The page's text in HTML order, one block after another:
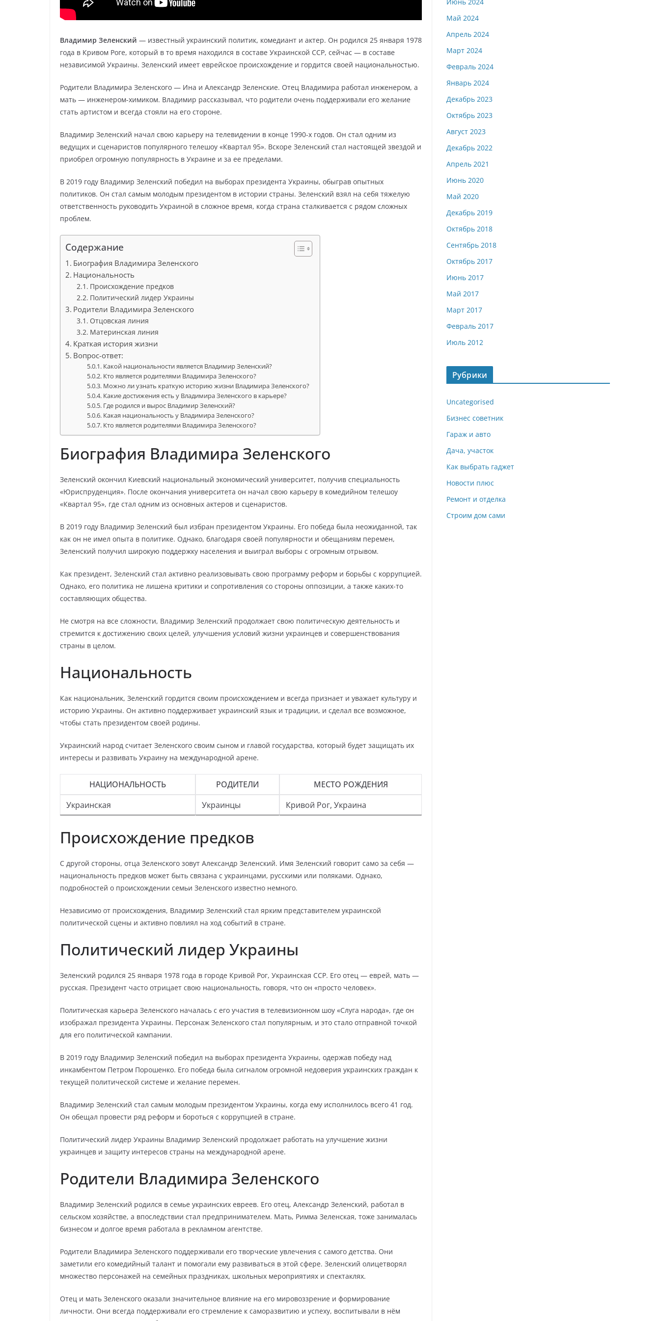
Владимир Зеленский — известный украинский политик, комедиант и актер. Он родился 25 января 1978
года в Кривом Роге, который в то время находился в составе Украинской ССР, сейчас — в составе
независимой Украины. Зеленский имеет еврейское происхождение и гордится своей национальностью.
Родители Владимира Зеленского — Ина и Александр Зеленские. Отец Владимира работал инженером, а
мать — инженером-химиком. Владимир рассказывал, что родители очень поддерживали его желание
стать артистом и всегда стояли на его стороне.
Владимир Зеленский начал свою карьеру на телевидении в конце 1990-х годов. Он стал одним из
ведущих и сценаристов популярного телешоу «Квартал 95». Вскоре Зеленский стал настоящей звездой и
приобрел огромную популярность в Украине и за ее пределами.
В 2019 году Владимир Зеленский победил на выборах президента Украины, обыграв опытных
политиков. Он стал самым молодым президентом в истории страны. Зеленский взял на себя тяжелую
ответственность руководить Украиной в сложное время, когда страна сталкивается с рядом сложных
проблем.
Содержание
Биография Владимира Зеленского
Национальность
Происхождение предков
Политический лидер Украины
Родители Владимира Зеленского
Отцовская линия
Материнская линия
Краткая история жизни
Вопрос-ответ:
Какой национальности является Владимир Зеленский?
Кто является родителями Владимира Зеленского?
Можно ли узнать краткую историю жизни Владимира Зеленского?
Какие достижения есть у Владимира Зеленского в карьере?
Где родился и вырос Владимир Зеленский?
Какая национальность у Владимира Зеленского?
Кто является родителями Владимира Зеленского?
Биография Владимира Зеленского
Зеленский окончил Киевский национальный экономический университет, получив специальность
«Юриспруденция». После окончания университета он начал свою карьеру в комедийном телешоу
«Квартал 95», где стал одним из основных актеров и сценаристов.
В 2019 году Владимир Зеленский был избран президентом Украины. Его победа была неожиданной, так
как он не имел опыта в политике. Однако, благодаря своей популярности и обещаниям перемен,
Зеленский получил широкую поддержку населения и выиграл выборы с огромным отрывом.
Как президент, Зеленский стал активно реализовывать свою программу реформ и борьбы с коррупцией.
Однако, его политика не лишена критики и сопротивления со стороны оппозиции, а также каких-то
составляющих общества.
Не смотря на все сложности, Владимир Зеленский продолжает свою политическую деятельность и
стремится к достижению своих целей, улучшения условий жизни украинцев и совершенствования
страны в целом.
Национальность
Как национальник, Зеленский гордится своим происхождением и всегда признает и уважает культуру и
историю Украины. Он активно поддерживает украинский язык и традиции, и сделал все возможное,
чтобы стать президентом своей родины.
Украинский народ считает Зеленского своим сыном и главой государства, который будет защищать их
интересы и развивать Украину на международной арене.
НАЦИОНАЛЬНОСТЬ РОДИТЕЛИ
МЕСТО РОЖДЕНИЯ
Украинская
Украинцы Кривой Рог, Украина
Происхождение предков
С другой стороны, отца Зеленского зовут Александр Зеленский. Имя Зеленский говорит само за себя —
национальность предков может быть связана с украинцами, русскими или поляками. Однако,
подробностей о происхождении семьи Зеленского известно немного.
Независимо от происхождения, Владимир Зеленский стал ярким представителем украинской
политической сцены и активно повлиял на ход событий в стране.
Политический лидер Украины
Зеленский родился 25 января 1978 года в городе Кривой Рог, Украинская ССР. Его отец — еврей, мать —
русская. Президент часто отрицает свою национальность, говоря, что он «просто человек».
Политическая карьера Зеленского началась с его участия в телевизионном шоу «Слуга народа», где он
изображал президента Украины. Персонаж Зеленского стал популярным, и это стало отправной точкой
для его политической кампании.
В 2019 году Владимир Зеленский победил на выборах президента Украины, одержав победу над
инкамбентом Петром Порошенко. Его победа была сигналом огромной недоверия украинских граждан к
текущей политической системе и желание перемен.
Владимир Зеленский стал самым молодым президентом Украины, когда ему исполнилось всего 41 год.
Он обещал провести ряд реформ и бороться с коррупцией в стране.
Политический лидер Украины Владимир Зеленский продолжает работать на улучшение жизни
украинцев и защиту интересов страны на международной арене.
Родители Владимира Зеленского
Владимир Зеленский родился в семье украинских евреев. Его отец, Александр Зеленский, работал в
сельском хозяйстве, а впоследствии стал предпринимателем. Мать, Римма Зеленская, тоже занималась
бизнесом и долгое время работала в рекламном агентстве.
Родители Владимира Зеленского поддерживали его творческие увлечения с самого детства. Они
заметили его комедийный талант и помогали ему развиваться в этой сфере. Зеленский олицетворял
множество персонажей на семейных праздниках, школьных мероприятиях и спектаклях.
Отец и мать Зеленского оказали значительное влияние на его мировоззрение и формирование
личности. Они всегда поддерживали его стремление к саморазвитию и успеху, воспитывали в нём
Май 2024
Апрель 2024
Март 2024
Февраль 2024
Январь 2024
Декабрь 2023
Октябрь 2023
Август 2023
Декабрь 2022
Апрель 2021
Июнь 2020
Май 2020
Декабрь 2019
Октябрь 2018
Сентябрь 2018
Октябрь 2017
Июнь 2017
Май 2017
Март 2017
Февраль 2017
Июль 2012
Рубрики
Uncategorised
Бизнес советник
Гараж и авто
Дача, участок
Как выбрать гаджет
Новости плюс
Ремонт и отделка
Строим дом сами